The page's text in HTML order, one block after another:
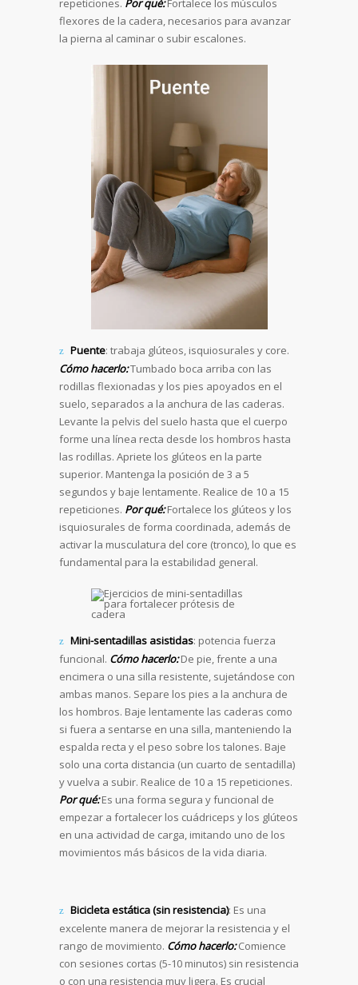
repeticiones. Por qué: Fortalece los músculos
flexores de la cadera, necesarios para avanzar
la pierna al caminar o subir escalones.
Puente: trabaja glúteos, isquiosurales y core.
Cómo hacerlo:Tumbado boca arriba con las
rodillas flexionadas y los pies apoyados en el
suelo, separados a la anchura de las caderas.
Levante la pelvis del suelo hasta que el cuerpo
forme una línea recta desde los hombros hasta
las rodillas. Apriete los glúteos en la parte
superior. Mantenga la posición de 3 a 5
segundos y baje lentamente. Realice de 10 a 15
repeticiones. Por qué:Fortalece los glúteos y los
isquiosurales de forma coordinada, además de
activar la musculatura del core (tronco), lo que es
fundamental para la estabilidad general.
Mini-sentadillas asistidas: potencia fuerza
funcional. Cómo hacerlo:De pie, frente a una
encimera o una silla resistente, sujetándose con
ambas manos. Separe los pies a la anchura de
los hombros. Baje lentamente las caderas como
si fuera a sentarse en una silla, manteniendo la
espalda recta y el peso sobre los talones. Baje
solo una corta distancia (un cuarto de sentadilla)
y vuelva a subir. Realice de 10 a 15 repeticiones.
Por qué:Es una forma segura y funcional de
empezar a fortalecer los cuádriceps y los glúteos
en una actividad de carga, imitando uno de los
movimientos más básicos de la vida diaria.
Bicicleta estática (sin resistencia): Es una
excelente manera de mejorar la resistencia y el
rango de movimiento. Cómo hacerlo: Comience
con sesiones cortas (5-10 minutos) sin resistencia
o con una resistencia muy ligera. Es crucial